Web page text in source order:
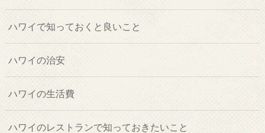
ハワイで知っておくと良いこと
ハワイの治安
ハワイの生活費
ハワイのレストランで知っておきたいこと